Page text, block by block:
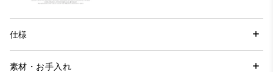
仕様
素材・お手入れ